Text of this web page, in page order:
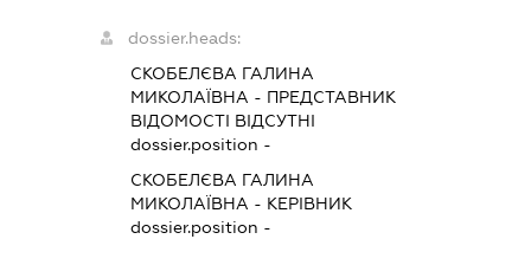
dossier.heads:
СКОБЕЛЄВА ГАЛИНА
МИКОЛАЇВНА - ПРЕДСТАВНИК
ВІДОМОСТІ ВІДСУТНІ
dossier.position -
СКОБЕЛЄВА ГАЛИНА
МИКОЛАЇВНА - КЕРІВНИК
dossier.position -